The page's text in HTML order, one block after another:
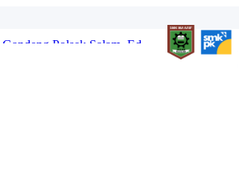
Karakter Anak Hebat...
Salam, Kental Nilai ...
Polsek Salam, Ed...